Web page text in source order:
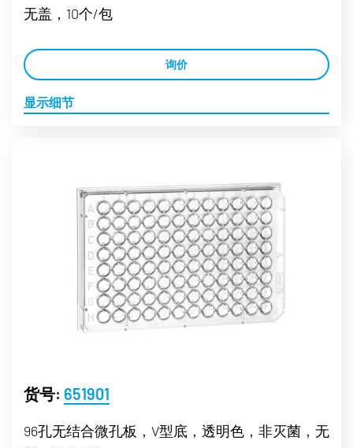
无盖，10个/包
询价
显示细节
货号: 651901
96孔无结合微孔板，V型底，透明色，非灭菌，无